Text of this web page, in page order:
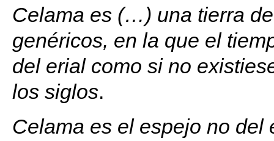
Celama es (…) una tierra
genéricos, en la que el
del erial como si no
los siglos.
Celama es el espejo no del